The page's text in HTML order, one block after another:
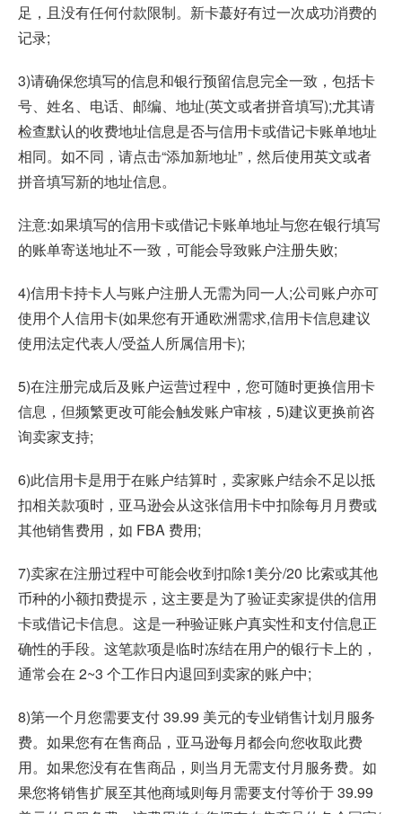
足，且没有任何付款限制。新卡蕞好有过一次成功消费的
记录;
3)请确保您填写的信息和银行预留信息完全一致，包括卡
号、姓名、电话、邮编、地址(英文或者拼音填写);尤其请
检查默认的收费地址信息是否与信用卡或借记卡账单地址
相同。如不同，请点击“添加新地址”，然后使用英文或者
拼音填写新的地址信息。
注意:如果填写的信用卡或借记卡账单地址与您在银行填写
的账单寄送地址不一致，可能会导致账户注册失败;
4)信用卡持卡人与账户注册人无需为同一人;公司账户亦可
使用个人信用卡(如果您有开通欧洲需求,信用卡信息建议
使用法定代表人/受益人所属信用卡);
5)在注册完成后及账户运营过程中，您可随时更换信用卡
信息，但频繁更改可能会触发账户审核，5)建议更换前咨
询卖家支持;
6)此信用卡是用于在账户结算时，卖家账户结余不足以抵
扣相关款项时，亚马逊会从这张信用卡中扣除每月月费或
其他销售费用，如 FBA 费用;
7)卖家在注册过程中可能会收到扣除1美分/20 比索或其他
币种的小额扣费提示，这主要是为了验证卖家提供的信用
卡或借记卡信息。这是一种验证账户真实性和支付信息正
确性的手段。这笔款项是临时冻结在用户的银行卡上的，
通常会在 2~3 个工作日内退回到卖家的账户中;
8)第一个月您需要支付 39.99 美元的专业销售计划月服务
费。如果您有在售商品，亚马逊每月都会向您收取此费
用。如果您没有在售商品，则当月无需支付月服务费。如
果您将销售扩展至其他商域则每月需要支付等价于 39.99